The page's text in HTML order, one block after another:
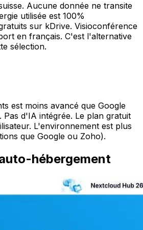
Aucune donnée ne transite
utilisée est 100%
sur kDrive. Visioconférence
en français. C'est l'alternative
sélection.
est moins avancé que Google
Pas d'IA intégrée. Le plan gratuit
L'environnement est plus
que Google ou Zoho).
hébergement